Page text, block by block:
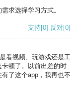
求选择学习方式。
支持[0] 反对[0]
看视频、玩游戏还是工
顿了。以前出差的时
了这个app，我再也不